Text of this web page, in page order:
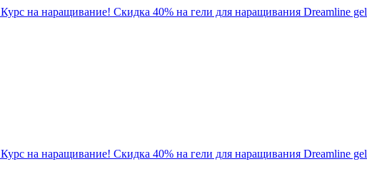
Курс на наращивание! Скидка 40% на гели для наращивания Dreamline gel
Курс на наращивание! Скидка 40% на гели для наращивания Dreamline gel